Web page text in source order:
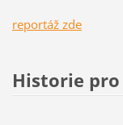
reportáž zde
Historie